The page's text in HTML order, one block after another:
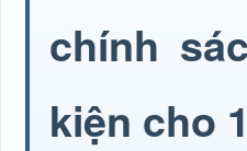
chính
kiện cho